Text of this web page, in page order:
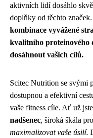
aktivních lidí dosáhlo
doplňky od těchto značek.
kombinace vyvážené
kvalitního proteinového
dosáhnout vašich cílů.
Scitec Nutrition se svými
dostupnou a efektivní
vaše fitness cíle. Ať už jste
nadšenec, široká škála
maximalizovat vaše úsilí.